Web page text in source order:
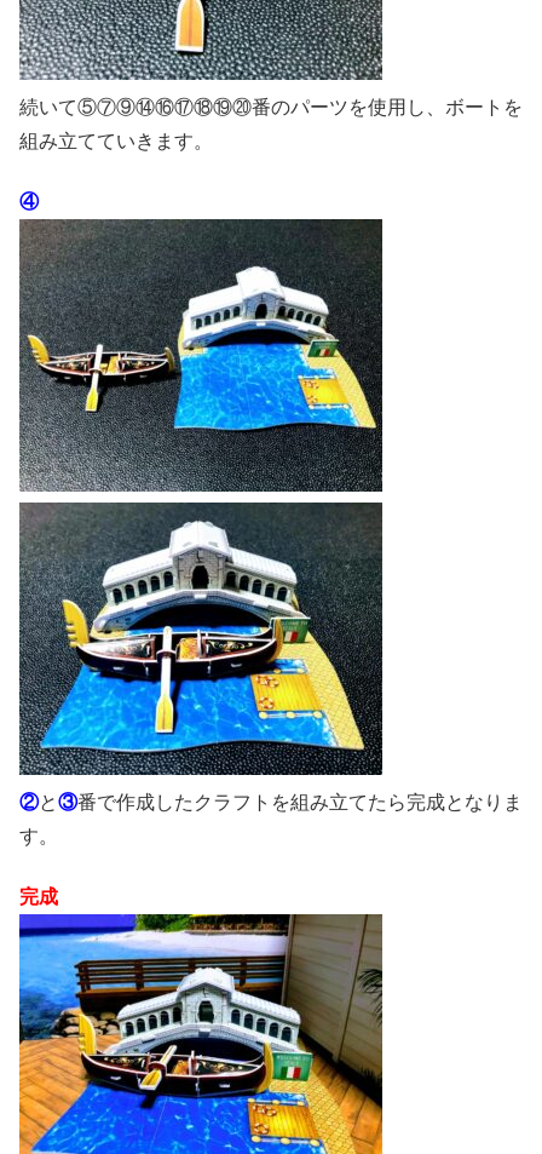
続いて⑤⑦⑨⑭⑯⑰⑱⑲⑳番のパーツを使用し、ボートを
組み立てていきます。
④
②と③番で作成したクラフトを組み立てたら完成となりま
す。
完成